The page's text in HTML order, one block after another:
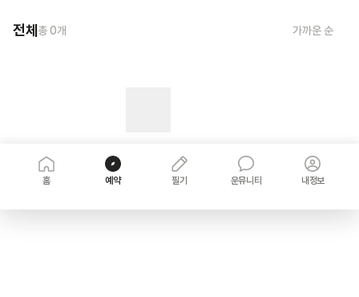
전체 총0개 가까운 순
홈 예약 필기 운뮤니티 내정보